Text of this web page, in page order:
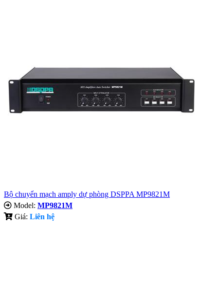
Bộ chuyển mạch amply dự phòng DSPPA MP9821M
Model: MP9821M
Giá: Liên hệ